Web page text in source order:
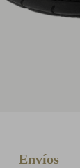
Envíos